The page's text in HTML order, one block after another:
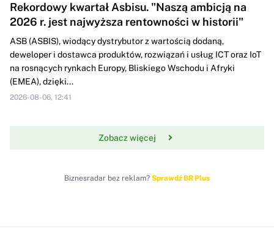
Rekordowy kwartał Asbisu. "Naszą ambicją na
2026 r. jest najwyższa rentowności w historii"
ASB (ASBIS), wiodący dystrybutor z wartością dodaną,
deweloper i dostawca produktów, rozwiązań i usług ICT oraz IoT
na rosnących rynkach Europy, Bliskiego Wschodu i Afryki
(EMEA), dzięki...
2026-08-06, 12:41
Zobacz więcej
Biznesradar bez reklam? Sprawdź BR Plus